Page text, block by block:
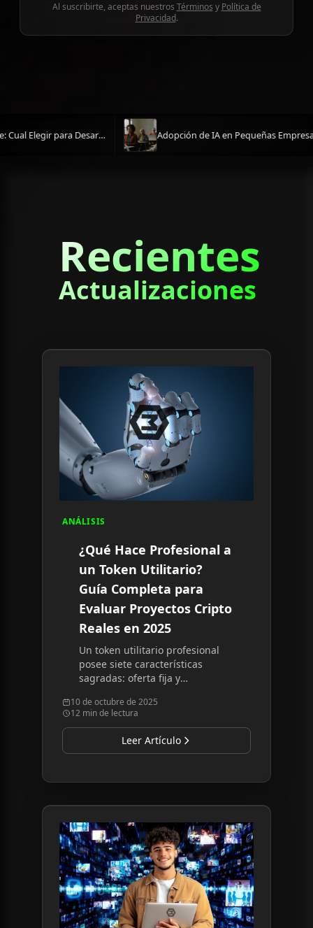
Al suscribirte, aceptas nuestros Términos y Política de
Privacidad.
OpenAI lanza ChatGPT Work y GPT-5.6 para la automatización empresarial
Recientes
Actualizaciones
¿Qué Hace Profesional a un
ANÁLISIS
¿Qué Hace Profesional a
un Token Utilitario?
Guía Completa para
Evaluar Proyectos Cripto
Reales en 2025
Un token utilitario profesional
posee siete características
sagradas: oferta fija y
inmutables, liquidez bloqueada,
asignación conservadora del
equipo, gobernanza
democrática, utilidad inmediata
10 de octubre de 2025
12 min de lectura
Leer Artículo
Read article:MW3.BIZ Lanza Cursos Gratuitos